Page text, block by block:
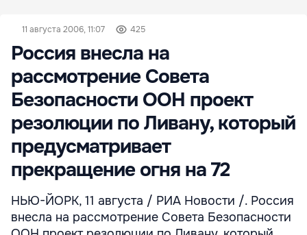
11 августа 2006, 11:07 425
Россия внесла на
рассмотрение Совета
Безопасности ООН проект
резолюции по Ливану, который
предусматривает
прекращение огня на 72
НЬЮ-ЙОРК, 11 августа / РИА Новости /. Россия
внесла на рассмотрение Совета Безопасности